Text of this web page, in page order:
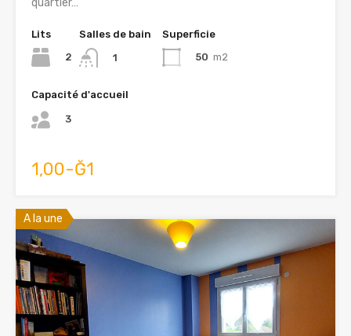
quartier…
Lits
2
Salles de bain
1
Superficie
50 m2
Capacité d'accueil
3
1,00-Ğ1
A la une